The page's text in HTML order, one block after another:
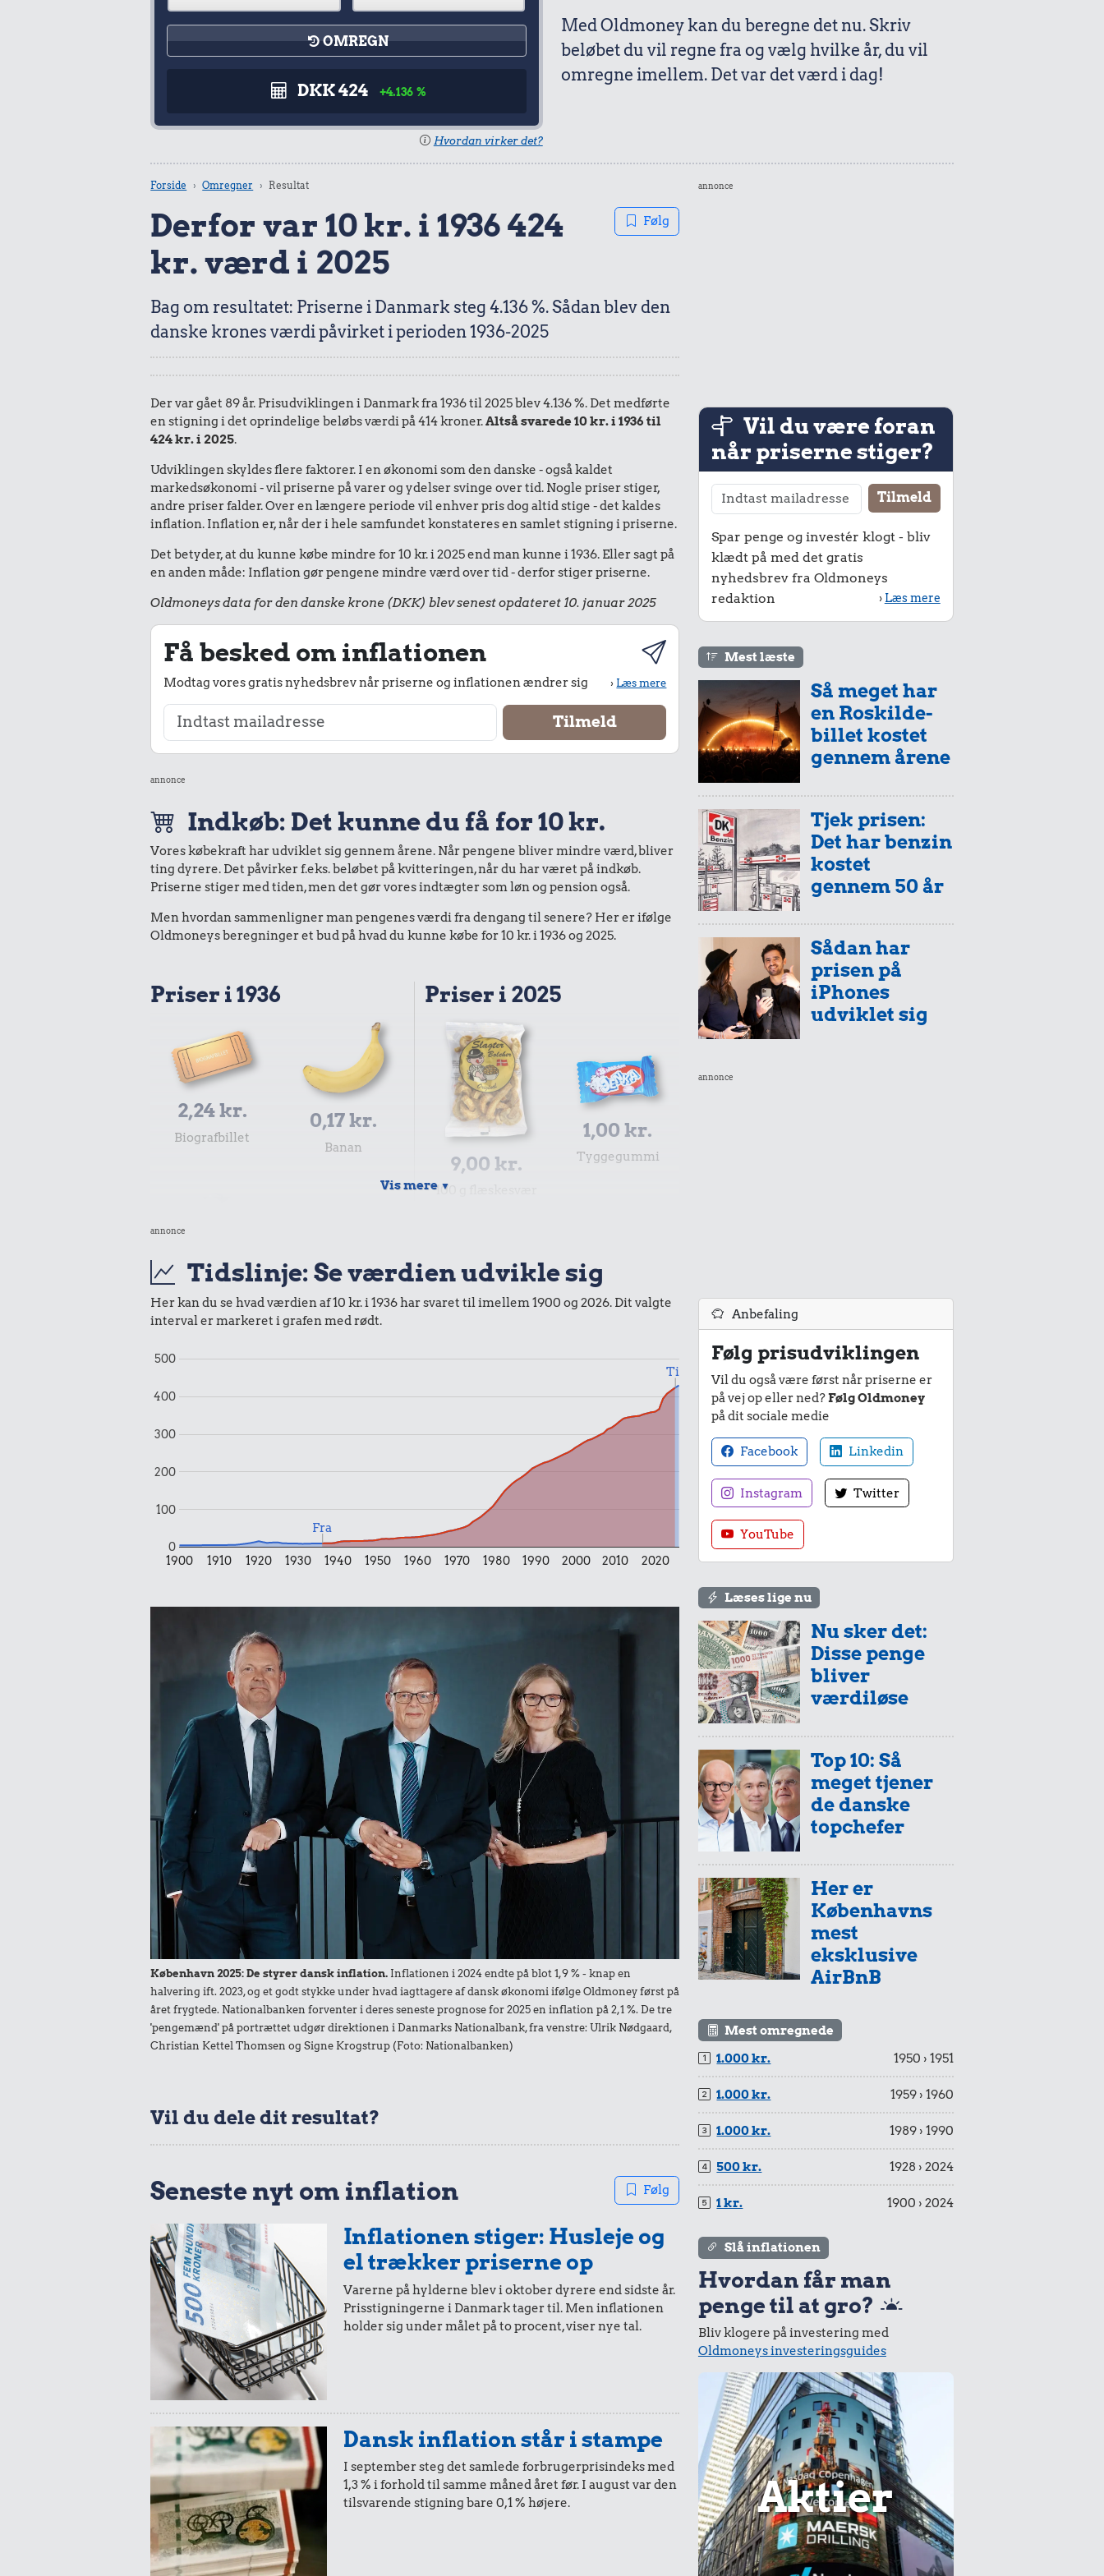
OMREGN
DKK 424 +4.136 %
Hvordan virker det?
Med Oldmoney kan du beregne det nu. Skriv
beløbet du vil regne fra og vælg hvilke år, du vil
omregne imellem. Det var det værd i dag!
Forside Omregner Resultat
Derfor var 10 kr. i 1936 424
kr. værd i 2025
Følg
Bag om resultatet: Priserne i Danmark steg 4.136 %. Sådan blev den
danske krones værdi påvirket i perioden 1936-2025
Der var gået 89 år. Prisudviklingen i Danmark fra 1936 til 2025 blev 4.136 %. Det medførte
en stigning i det oprindelige beløbs værdi på 414 kroner.Altså svarede 10 kr. i 1936 til
424 kr. i 2025.
Udviklingen skyldes flere faktorer. I en økonomi som den danske - også kaldet
markedsøkonomi - vil priserne på varer og ydelser svinge over tid. Nogle priser stiger,
andre priser falder. Over en længere periode vil enhver pris dog altid stige - det kaldes
inflation. Inflation er, når der i hele samfundet konstateres en samlet stigning i priserne.
Det betyder, at du kunne købe mindre for 10 kr. i 2025 end man kunne i 1936. Eller sagt på
en anden måde: Inflation gør pengene mindre værd over tid - derfor stiger priserne.
Oldmoneys data for den danske krone (DKK) blev senest opdateret 10. januar 2025
Få besked om inflationen
Modtag vores gratis nyhedsbrev når priserne og inflationen ændrer sig ›Læs mere
annonce
Indkøb: Det kunne du få for 10 kr.
Vores købekraft har udviklet sig gennem årene. Når pengene bliver mindre værd, bliver
ting dyrere. Det påvirker f.eks. beløbet på kvitteringen, når du har været på indkøb.
Priserne stiger med tiden, men det gør vores indtægter som løn og pension også.
Men hvordan sammenligner man pengenes værdi fra dengang til senere? Her er ifølge
Oldmoneys beregninger et bud på hvad du kunne købe for 10 kr. i 1936 og 2025.
Priser i 1936
2,24 kr.
Biografbillet
0,17 kr.
Banan
1 kg sukker
0,02 kr.
0,66 kr.
0,34 kr.
0,68 kr.
2 kg mel
1,42 kr.
1/2 kg skæreost
9,95 kr.
Samlet pris i 1936
Priser i 2025
9,00 kr.
100 g flæskesvær
1,00 kr.
Tyggegummi
10 kr.
Udvalgte varer fra danskernes indkøbskurv gennem tiderne. Priser i nutidskroner er estimeret af
Oldmoney. Priser i datidskroner er på baggrund af forbrugerprisindekset fra Danmarks Statistik.
Vis mere ▼
annonce
Tidslinje: Se værdien udvikle sig
Her kan du se hvad værdien af 10 kr. i 1936 har svaret til imellem 1900 og 2026. Dit valgte
interval er markeret i grafen med rødt.
1900 1910 1920 1930 1940 1950 1960 1970 1980 1990 2000 2010 2020
0
100
200
300
400
500
Fra
Til
København 2025: De styrer dansk inflation. Inflationen i 2024 endte på blot 1,9 % - knap en
halvering ift. 2023, og et godt stykke under hvad iagttagere af dansk økonomi ifølge Oldmoney først på
året frygtede. Nationalbanken forventer i deres seneste prognose for 2025 en inflation på 2,1 %. De tre
'pengemænd' på portrættet udgør direktionen i Danmarks Nationalbank, fra venstre: Ulrik Nødgaard,
Christian Kettel Thomsen og Signe Krogstrup (Foto: Nationalbanken)
Vil du dele dit resultat?
Seneste nyt om inflation Følg
Inflationen stiger: Husleje og
el trækker priserne op
Varerne på hylderne blev i oktober dyrere end sidste år.
Prisstigningerne i Danmark tager til. Men inflationen
holder sig under målet på to procent, viser nye tal.
Dansk inflation står i stampe
I september steg det samlede forbrugerprisindeks med
1,3 % i forhold til samme måned året før. I august var den
tilsvarende stigning bare 0,1 % højere.
annonce
Vil du være foran
når priserne stiger?
Spar penge og investér klogt - bliv
klædt på med det gratis
nyhedsbrev fra Oldmoneys
redaktion
› Læs mere
Mest læste
Så meget har
en Roskilde-
billet kostet
gennem årene
Tjek prisen:
Det har benzin
kostet
gennem 50 år
Sådan har
prisen på
iPhones
udviklet sig
annonce
Anbefaling
Følg prisudviklingen
Vil du også være først når priserne er
på vej op eller ned?Følg Oldmoney
på dit sociale medie
Facebook Linkedin
Instagram Twitter
YouTube
Læses lige nu
Nu sker det:
Disse penge
bliver
værdiløse
Top 10: Så
meget tjener
de danske
topchefer
Her er
Københavns
mest
eksklusive
AirBnB
Mest omregnede
1.000 kr.
1950 › 1951
1.000 kr. 1959 › 1960
1.000 kr. 1989 › 1990
500 kr. 1928 › 2024
1 kr. 1900 › 2024
Slå inflationen
Hvordan får man
penge til at gro?
Bliv klogere på investering med
Oldmoneys investeringsguides
Aktier